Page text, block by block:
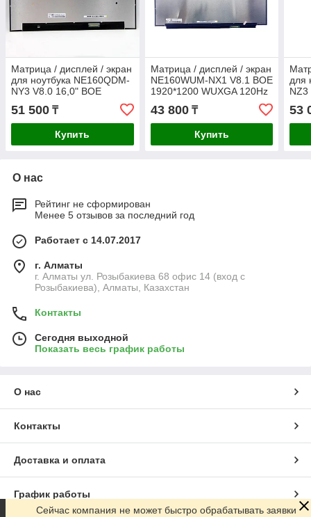
Матрица / дисплей / экран
для ноутбука NE160QDM-
NY3 V8.0 16,0" BOE
разрешение 2560*1600
LED 165Hz Слим 40 пин
51 500 ₸
Купить
Матрица / дисплей / экран
NE160WUM-NX1 V8.1 BOE
1920*1200 WUXGA 120Hz
LED eDP Слим 40 пин
43 800₸
Купить
для
NZ3
53
О нас
Рейтинг не сформирован
Менее 5 отзывов за последний год
Работает с 14.07.2017
г. Алматы
г. Алматы ул. Розыбакиева 68 офис 14 (вход с
Розыбакиева), Алматы, Казахстан
Контакты
Сегодня выходной
Показать весь график работы
О нас
Контакты
Доставка и оплата
График работы
Сейчас компания не может быстро обрабатывать заявки